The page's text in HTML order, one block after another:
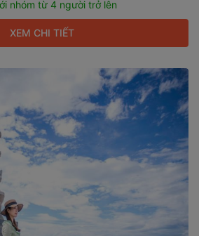
nhóm từ 4 người trở lên
XEM CHI TIẾT